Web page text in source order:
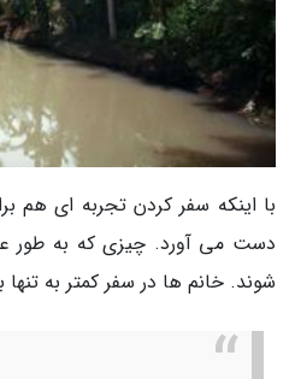
با اینکه سفر کردن تجربه ای هم
دست می آورد. چیزی که به طور
شوند. خانم ها در سفر کمتر به